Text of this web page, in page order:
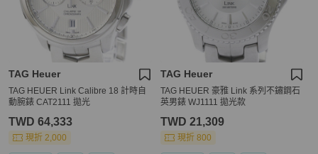
TAG Heuer
TAG HEUER Link Calibre 18 計時自
動腕錶 CAT2111 拋光
TWD 64,333
現折 2,000
TAG Heuer
TAG HEUER 豪雅 Link 系列不鏽鋼石
英男錶 WJ1111 拋光款
TWD 21,309
現折 800